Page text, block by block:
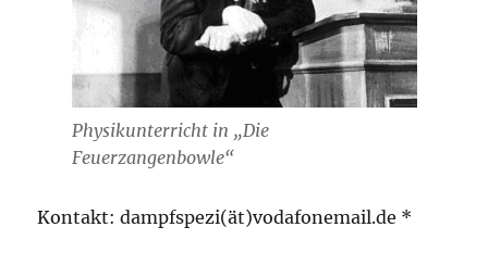
Physikunterricht in „Die
Feuerzangenbowle“
Kontakt: dampfspezi(ät)vodafonemail.de *